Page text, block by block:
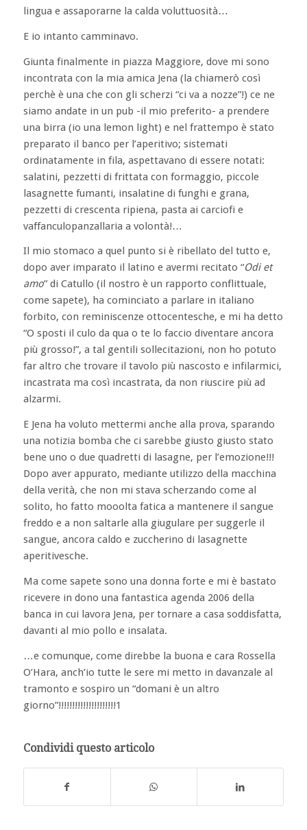
lingua e assaporarne la calda voluttuosità…
E io intanto camminavo.
Giunta finalmente in piazza Maggiore, dove mi sono
incontrata con la mia amica Jena (la chiamerò così
perchè è una che con gli scherzi “ci va a nozze”!) ce ne
siamo andate in un pub -il mio preferito- a prendere
una birra (io una lemon light) e nel frattempo è stato
preparato il banco per l’aperitivo; sistemati
ordinatamente in fila, aspettavano di essere notati:
salatini, pezzetti di frittata con formaggio, piccole
lasagnette fumanti, insalatine di funghi e grana,
pezzetti di crescenta ripiena, pasta ai carciofi e
vaffanculopanzallaria a volontà!…
Il mio stomaco a quel punto si è ribellato del tutto e,
dopo aver imparato il latino e avermi recitato “Odi et
amo” di Catullo (il nostro è un rapporto conflittuale,
come sapete), ha cominciato a parlare in italiano
forbito, con reminiscenze ottocentesche, e mi ha detto
“O sposti il culo da qua o te lo faccio diventare ancora
più grosso!”, a tal gentili sollecitazioni, non ho potuto
far altro che trovare il tavolo più nascosto e infilarmici,
incastrata ma così incastrata, da non riuscire più ad
alzarmi.
E Jena ha voluto mettermi anche alla prova, sparando
una notizia bomba che ci sarebbe giusto giusto stato
bene uno o due quadretti di lasagne, per l’emozione!!!
Dopo aver appurato, mediante utilizzo della macchina
della verità, che non mi stava scherzando come al
solito, ho fatto mooolta fatica a mantenere il sangue
freddo e a non saltarle alla giugulare per suggerle il
sangue, ancora caldo e zuccherino di lasagnette
aperitivesche.
Ma come sapete sono una donna forte e mi è bastato
ricevere in dono una fantastica agenda 2006 della
banca in cui lavora Jena, per tornare a casa soddisfatta,
davanti al mio pollo e insalata.
…e comunque, come direbbe la buona e cara Rossella
O’Hara, anch’io tutte le sere mi metto in davanzale al
tramonto e sospiro un “domani è un altro
giorno”!!!!!!!!!!!!!!!!!!!!!1
Condividi questo articolo